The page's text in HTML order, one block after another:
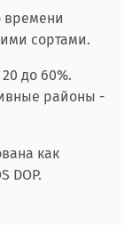
времени
сортами.
до 60%.
районы -
как
DOP.